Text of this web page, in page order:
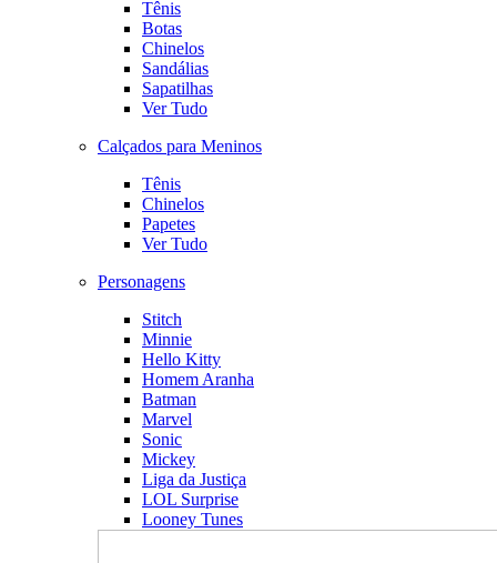
Tênis
Botas
Chinelos
Sandálias
Sapatilhas
Ver Tudo
Calçados para Meninos
Tênis
Chinelos
Papetes
Ver Tudo
Personagens
Stitch
Minnie
Hello Kitty
Homem Aranha
Batman
Marvel
Sonic
Mickey
Liga da Justiça
LOL Surprise
Looney Tunes